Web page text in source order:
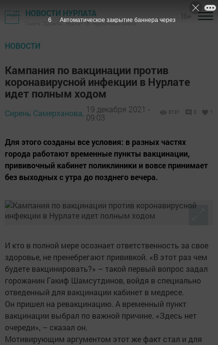
НОВОСТИ НУРЛАТА
Газета "Дружба", Нурлат ТВ - Нурлатский район
НОВОСТИ
Кампания по вакцинации против
коронавирусной инфекции в Нурлате
идет полным ходом
Сирень Самерханова, 19 декабря 2021 -
09:03
3131 0 1
Для этого созданы все условия: в разных частях
города работают временные пункты вакцинации,
прививочный кабинет поликлиники и вовсе принимает
без выходных с утра до позднего вечера.
И кто в полной мере осознает ответственность за свое
здоровье, не пренебрегают прививкой. «В этот раз чем
будете вакцинировать?» – такой первый вопрос задал
горожанин Гакиф Шамсутдинов, войдя в специально
отведенный для вакцинации кабинет в медресе.
Он пришел на ревакцинацию. А временный пункт
вакцинации выбрал по важной причине. «Здесь нет
очереди», – сказал он.
Мотивирующим аргументом этот же факт стал и для
5 Автоматическое закрытие баннера через